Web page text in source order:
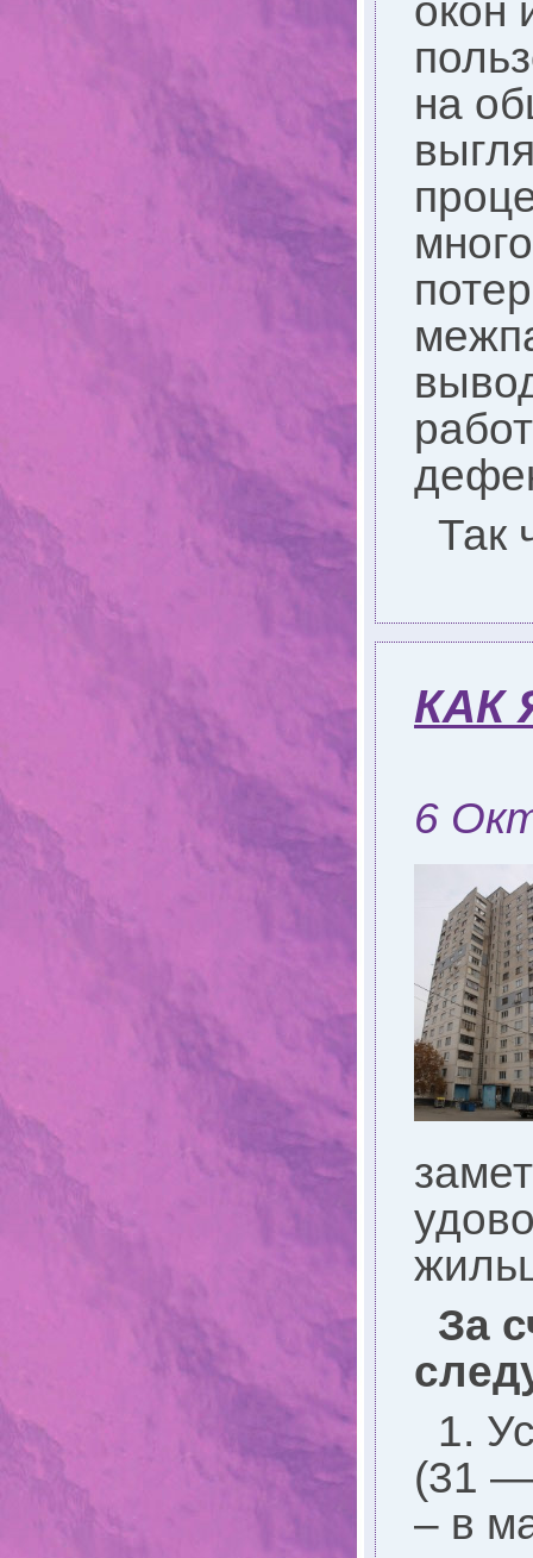
окон
на
Так
КАК
6
За
1.
(31 —
– в